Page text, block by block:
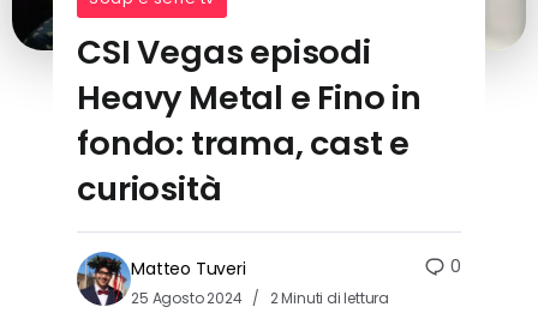
CSI Vegas episodi
Heavy Metal e Fino in
fondo: trama, cast e
curiosità
Matteo Tuveri
25 Agosto 2024 2 Minuti di lettura
0